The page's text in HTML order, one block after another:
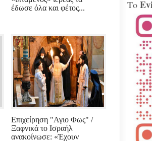
έδωσε όλα και φέτος...
Επιχείρηση "Αγιο Φως" /
Ξαφνικά το Ισραήλ
ανακοίνωσε: «Έχουν
240
Τα
Το